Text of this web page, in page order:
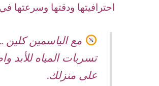
احترافيتها ودقتها وسرعتها في
مع الياسمين كلين
تسربات المياه للأبد
على منزلك.